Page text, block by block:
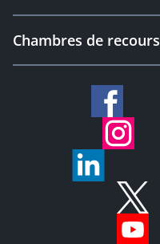
Chambres de recours